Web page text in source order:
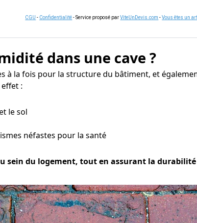
CGU - Confidentialité- Service proposé parViteUnDevis.com -Vous êtes un
dans une cave ?
à la fois pour la structure du bâtiment, et
:
le sol
néfastes pour la santé
du logement, tout en assurant la